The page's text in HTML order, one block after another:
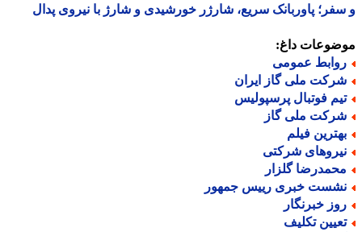
پاوربانک سریع، شارژر خورشیدی و شارژ با نیروی پدال
داغ:
عمومی
ملی گاز ایران
فوتبال پرسپولیس
ملی گاز
فیلم
شرکتی
گلزار
خبری رییس جمهور
خبرنگار
تکلیف